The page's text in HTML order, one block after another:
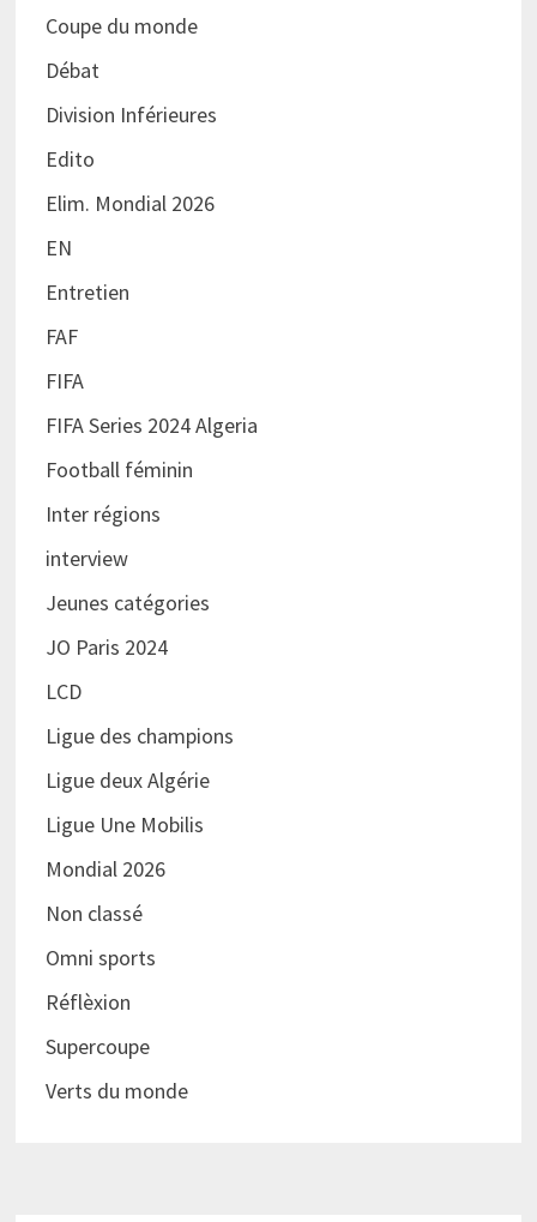
Coupe du monde
Débat
Division Inférieures
Edito
Elim. Mondial 2026
EN
Entretien
FAF
FIFA
FIFA Series 2024 Algeria
Football féminin
Inter régions
interview
Jeunes catégories
JO Paris 2024
LCD
Ligue des champions
Ligue deux Algérie
Ligue Une Mobilis
Mondial 2026
Non classé
Omni sports
Réflèxion
Supercoupe
Verts du monde